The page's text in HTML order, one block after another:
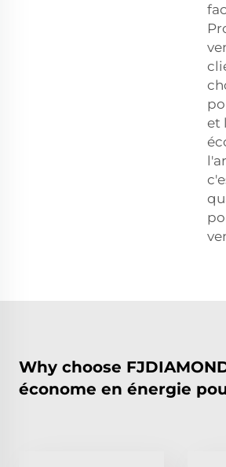
et
Why choose
économe en énergie